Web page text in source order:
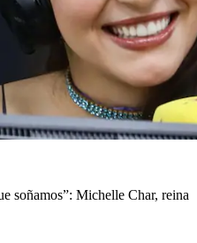
soñamos”: Michelle Char, reina